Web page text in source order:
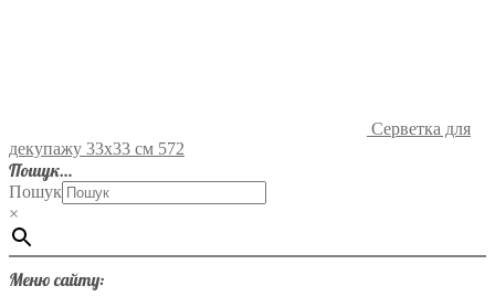
Серветка для
декупажу 33х33 см 572
Пошук…
Пошук
×
Меню сайту: